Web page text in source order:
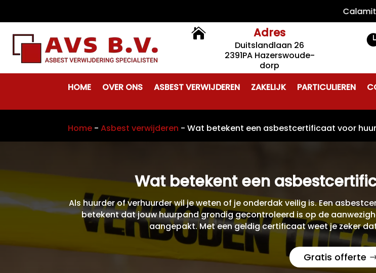
Calamiteiten
 Adres
Duitslandlaan 26
2391PA Hazerswoude-
dorp
HOME OVER ONS ASBEST VERWIJDEREN ZAKELIJK PARTICULIEREN
Home -Asbest verwijderen -Wat betekent een asbestcertificaat voor
Wat betekent een
Als huurder of verhuurder wil je weten of je onderdak veilig is. Een
betekent dat jouw huurpand grondig gecontroleerd is op de
aangepakt. Met een geldig certificaat weet je zeker
Gratis offerte